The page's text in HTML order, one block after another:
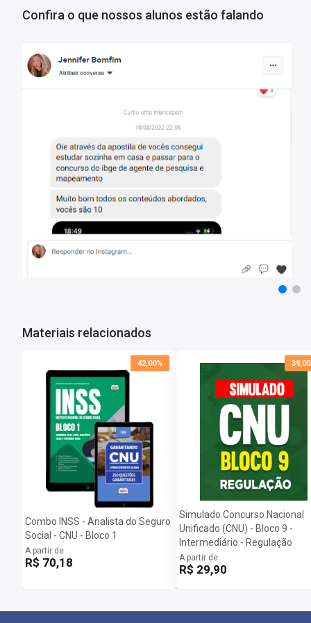
• Língua Portuguesa ;
• Matemática ;
Aproveite o Super Desconto! Adquira agora mesmo essa
chave para a sua aprovação está aqui!
Dúvidas Frequentes:
Posso imprimir o Material digital?
Sim, faça o download e tenha o conteúdo sempre com você.
Confira o que nossos alunos estão falando
Materiais relacionados
42,00%
Combo INSS - Analista do Seguro
Social - CNU - Bloco 1
A partir de
R$ 70,18
Simulado Concurso Nacional
Unificado (CNU) - Bloco 9 -
Intermediário - Regulação
A partir de
R$ 29,90